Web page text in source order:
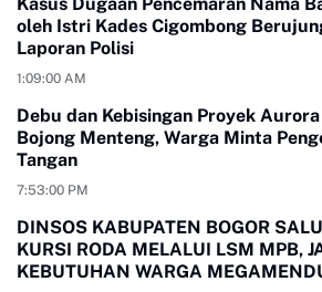
oleh Istri Kades Cigombong
Laporan Polisi
1:09:00 AM
Debu dan Kebisingan Proyek
Bojong Menteng, Warga Minta
Tangan
7:53:00 PM
DINSOS KABUPATEN BOGOR
KURSI RODA MELALUI LSM MPB,
KEBUTUHAN WARGA